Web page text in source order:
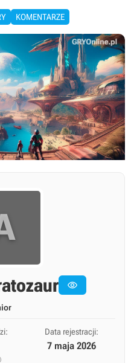
KOMENTARZE

Data rejestracji:
7 maja 2026